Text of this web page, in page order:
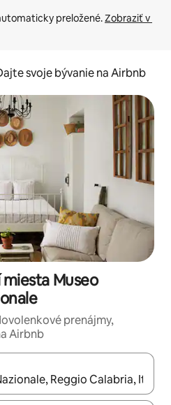
preložené. Zobraziť v
svoje bývanie na Airbnb
Museo
prenájmy,
Airbnb
môžete si ich prechádzať